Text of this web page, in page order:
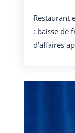
Restaurant
: baisse de
d’affaires